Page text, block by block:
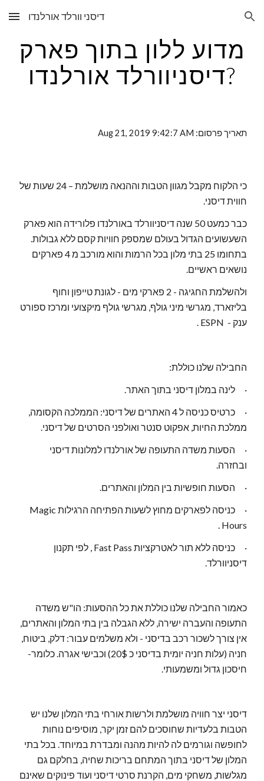
Skip to main content Skip to navigation דיסני וורלד אורלנדו
מדוע ללון בתוך פארק
דיסניוורלד אורלנדו?
תאריך פרסום: Aug 21, 2019 9:42:7 AM
כי הלקוח מקבל מגוון הטבות וההנאה מושלמת – 24 שעות של
חווית דיסני.
כבר כמעט 50 שנה דיסניוורלד באורלנדו פלורידה הוא פארק
השעשועים הגדול בעולם שמספק חוויות קסם ללא גבולות.
בתחומו 25 בתי מלון בכל הרמות והוא מורכב מ 4 פארקים
נושאים ראשיים.
ולהשלמת החגיגה - 2 פארקי מים - לגונת טייפון וחוף
בליזארד, מגרשי מיני גולף, מגרשי גולף מיקצועי ומרכז ספורט
ענק - ESPN .
החבילה שלנו כוללת:
·
לינה במלון דיסני בתוך האתר.
·
כרטיס כניסה ל 4 האתרים של דיסני: הממלכה הקסומה,
ממלכת החיות, אפקוט סנטר ואולפני הסרטים של דיסני.
·
הסעות משדה התעופה של אורלנדו למלונות דיסני
ובחזרה.
·
הסעות חופשיות בין המלון והאתרים.
·
כניסה לפארקים מחוץ לשעות הפתיחה הרגילות Magic
Hours .
·
כניסה ללא תור לאטרקציות Fast Pass , לפי תקנון
דיסניוורלד.
כאמור החבילה שלנו כוללת את כל ההסעות: הו"ש משדה
התעופה והעברה ישירה, ללא הגבלה בין בתי המלון והאתרים,
אין צורך לשכור רכב בדיסני - ולא משלמים עבור: דלק, ביטוח,
חניה (עלות חניה יומית בדיסני כ 20$) וכבישי אגרה. כלומר-
חיסכון גדול ומשמעותי.
דיסני יצר חוויה מושלמת ולרשות אורחי בתי המלון שלנו יש
הטבות בלעדיות שחוסכים להם זמן יקר, מוסיפים נוחות
לחופשה וגורמים לה להיות מהנה ומבדרת במיוחד. בכל בתי
המלון של דיסני בתוך המתחם בריכות שחיה, בחלקם גם
מגלשות, משחקי מים, הקרנת סרטי דיסני ועוד פינוקים שאינם